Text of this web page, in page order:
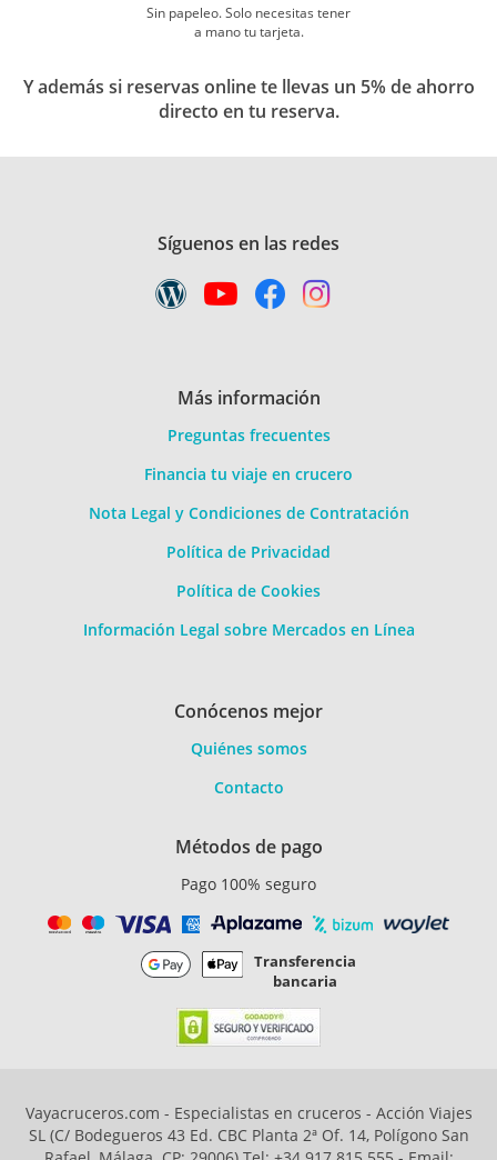
Sin papeleo. Solo necesitas tener
a mano tu tarjeta.
Y además si reservas online te llevas un 5% de ahorro
directo en tu reserva.
Síguenos en las redes
Más información
Preguntas frecuentes
Financia tu viaje en crucero
Nota Legal y Condiciones de Contratación
Política de Privacidad
Política de Cookies
Información Legal sobre Mercados en Línea
Conócenos mejor
Quiénes somos
Contacto
Métodos de pago
Pago 100% seguro
Transferencia
bancaria
Vayacruceros.com - Especialistas en cruceros - Acción Viajes
SL (C/ Bodegueros 43 Ed. CBC Planta 2ª Of. 14, Polígono San